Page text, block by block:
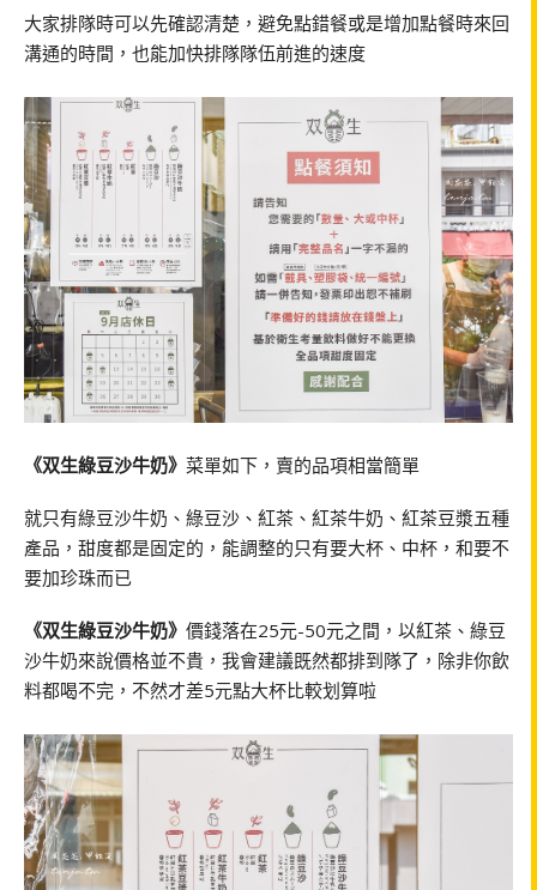
大家排隊時可以先確認清楚，避免點錯餐或是增加點餐時來回
溝通的時間，也能加快排隊隊伍前進的速度
《双生綠豆沙牛奶》 菜單如下，賣的品項相當簡單
就只有綠豆沙牛奶、綠豆沙、紅茶、紅茶牛奶、紅茶豆漿五種
產品，甜度都是固定的，能調整的只有要大杯、中杯，和要不
要加珍珠而已
《双生綠豆沙牛奶》 價錢落在25元-50元之間，以紅茶、綠豆
沙牛奶來說價格並不貴，我會建議既然都排到隊了，除非你飲
料都喝不完，不然才差5元點大杯比較划算啦